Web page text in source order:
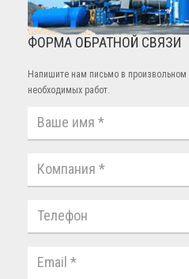
ФОРМА ОБРАТНОЙ СВЯЗИ
Напишите нам письмо в
необходимых работ.